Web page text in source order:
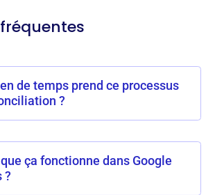
de temps prend ce processus
?
ça fonctionne dans Google
?